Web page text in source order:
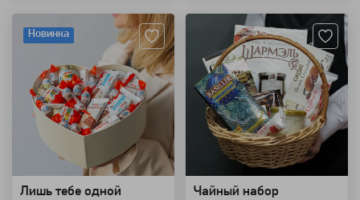
Новинка
Лишь тебе одной Чайный набор